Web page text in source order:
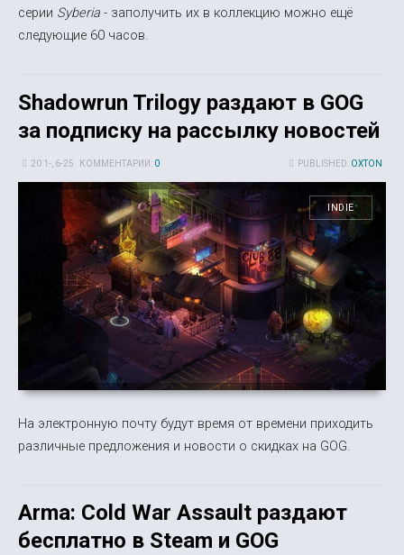
серии Syberia - заполучить их в коллекцию можно ещё
следующие 60 часов.
Shadowrun Trilogy раздают в GOG
за подписку на рассылку новостей
PUBLISHED: OXTON
20 1-, 6-25 КОММЕНТАРИИ: 0
INDIE
На электронную почту будут время от времени приходить
различные предложения и новости о скидках на GOG.
Arma: Cold War Assault раздают
бесплатно в Steam и GOG